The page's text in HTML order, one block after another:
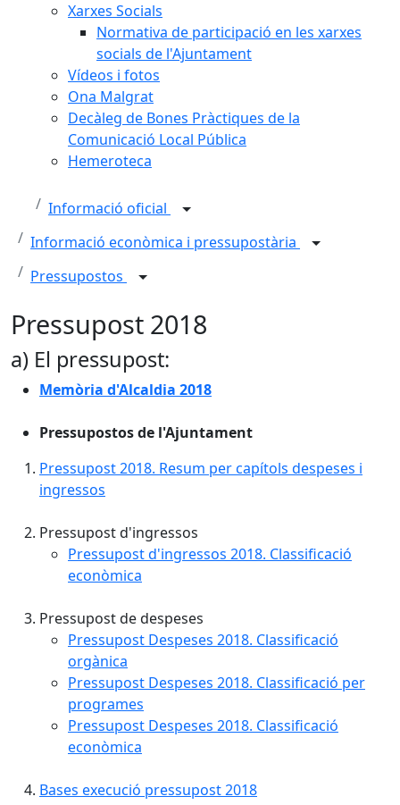
Xarxes Socials
Normativa de participació en les xarxes
socials de l'Ajuntament
Vídeos i fotos
Ona Malgrat
Decàleg de Bones Pràctiques de la
Comunicació Local Pública
Hemeroteca
Informació oficial
Informació econòmica i pressupostària
Pressupostos
Pressupost 2018
a) El pressupost:
Memòria d'Alcaldia 2018
Pressupostos de l'Ajuntament
Pressupost 2018. Resum per capítols despeses i
ingressos
Pressupost d'ingressos
Pressupost d'ingressos 2018. Classificació
econòmica
Pressupost de despeses
Pressupost Despeses 2018. Classificació
orgànica
Pressupost Despeses 2018. Classificació per
programes
Pressupost Despeses 2018. Classificació
econòmica
Bases execució pressupost 2018